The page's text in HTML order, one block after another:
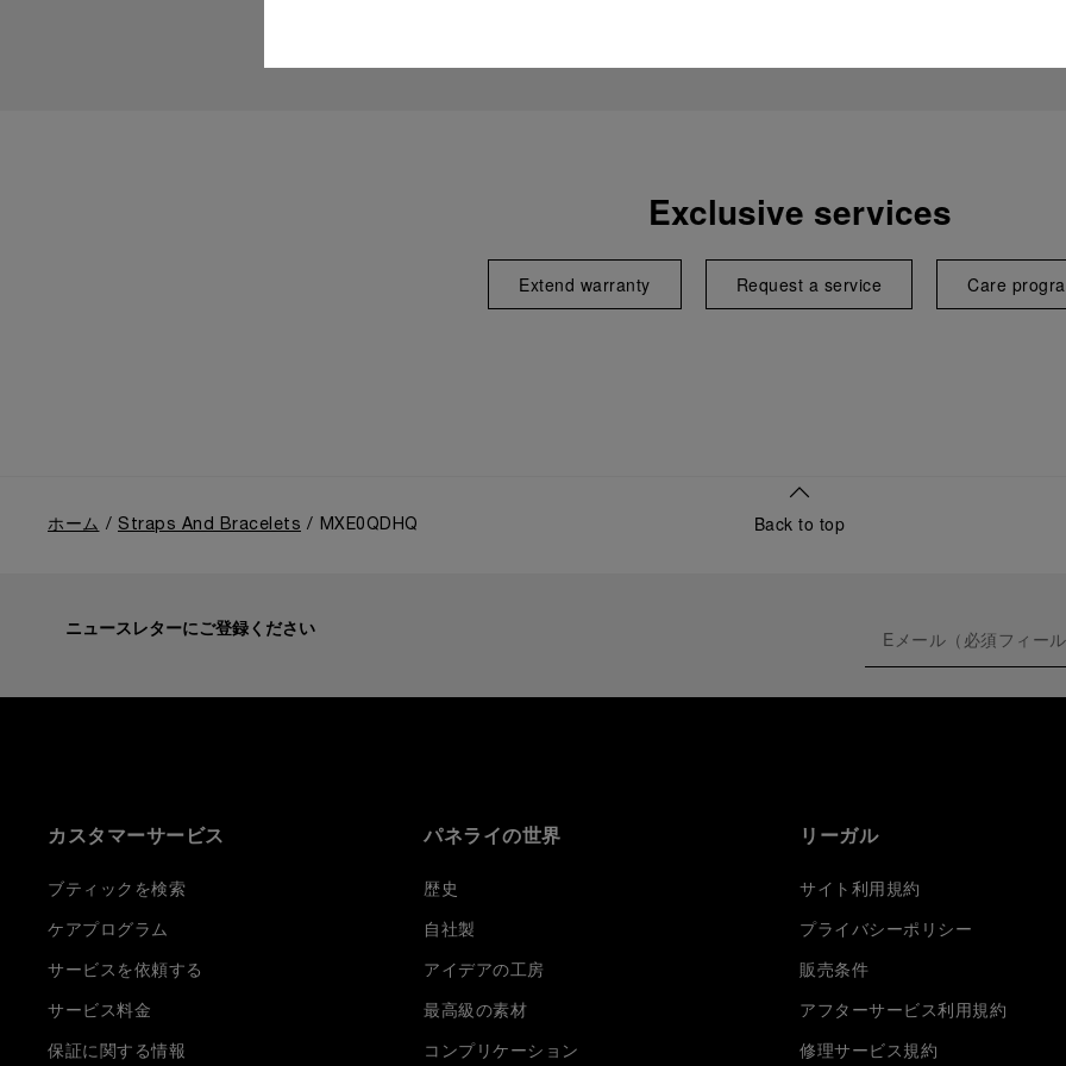
Exclusive services
Extend warranty Request a service Care
ホーム Straps And Bracelets MXE0QDHQ Back to top
ニュースレターにご登録ください
カスタマーサービス
ブティックを検索
ケアプログラム
サービスを依頼する
サービス料金
保証に関する情報
パネライの世界
歴史
自社製
アイデアの工房
最高級の素材
コンプリケーション
リーガル
サイト利用規約
プライバシーポリシー
販売条件
アフターサービス利用規約
修理サービス規約